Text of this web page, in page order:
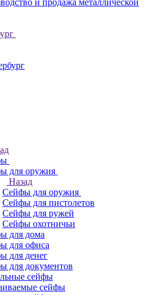
для оружия
Назад
Cейфы для оружия
Сейфы для пистолетов
Сейфы для ружей
Сейфы охотничьи
для дома
для офиса
для денег
для документов
сейфы
сейфы